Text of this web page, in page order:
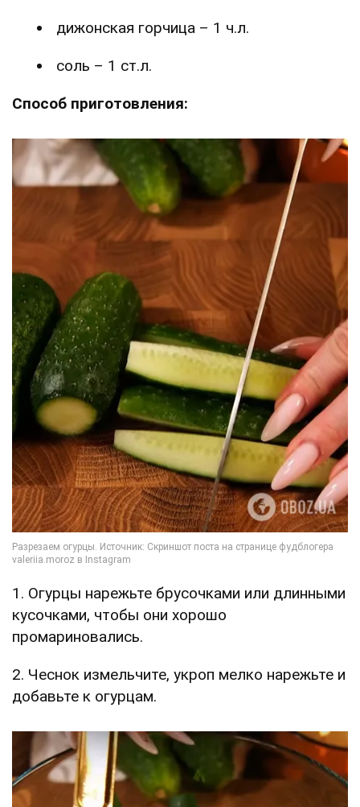
дижонская горчица – 1 ч.л.
соль – 1 ст.л.
Способ приготовления:
1. Огурцы нарежьте брусочками или длинными
кусочками, чтобы они хорошо
промариновались.
2. Чеснок измельчите, укроп мелко нарежьте и
добавьте к огурцам.